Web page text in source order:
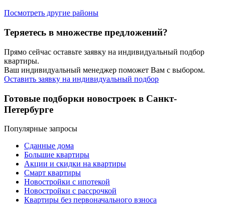
Посмотреть другие районы
Теряетесь в множестве предложений?
Прямо сейчас оставьте заявку на индивидуальный подбор
квартиры.
Ваш индивидуальный менеджер поможет Вам с выбором.
Оставить заявку на индивидуальный подбор
Готовые подборки новостроек в Санкт-
Петербурге
Популярные запросы
Сданные дома
Большие квартиры
Акции и скидки на квартиры
Смарт квартиры
Новостройки с ипотекой
Новостройки с рассрочкой
Квартиры без первоначального взноса